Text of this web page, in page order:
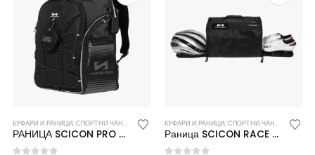
КУФАРИ И РАНИЦИ, СПОРТНИ ЧАНТИ И РАНИЦИ
РАНИЦА SCICON PRO 35L
КУФАРИ И РАНИЦИ, СПОРТНИ ЧАНТИ И РАНИЦИ
Раница SCICON RACE DAY RAIN BAG